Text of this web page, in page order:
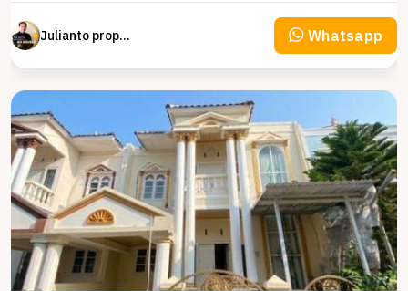
Julianto property Julianto Whatsapp